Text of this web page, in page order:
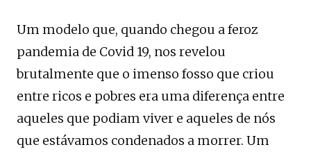
Um modelo que, quando chegou a feroz
pandemia de Covid 19, nos revelou
brutalmente que o imenso fosso que criou
entre ricos e pobres era uma diferença entre
aqueles que podiam viver e aqueles de nós
que estávamos condenados a morrer. Um